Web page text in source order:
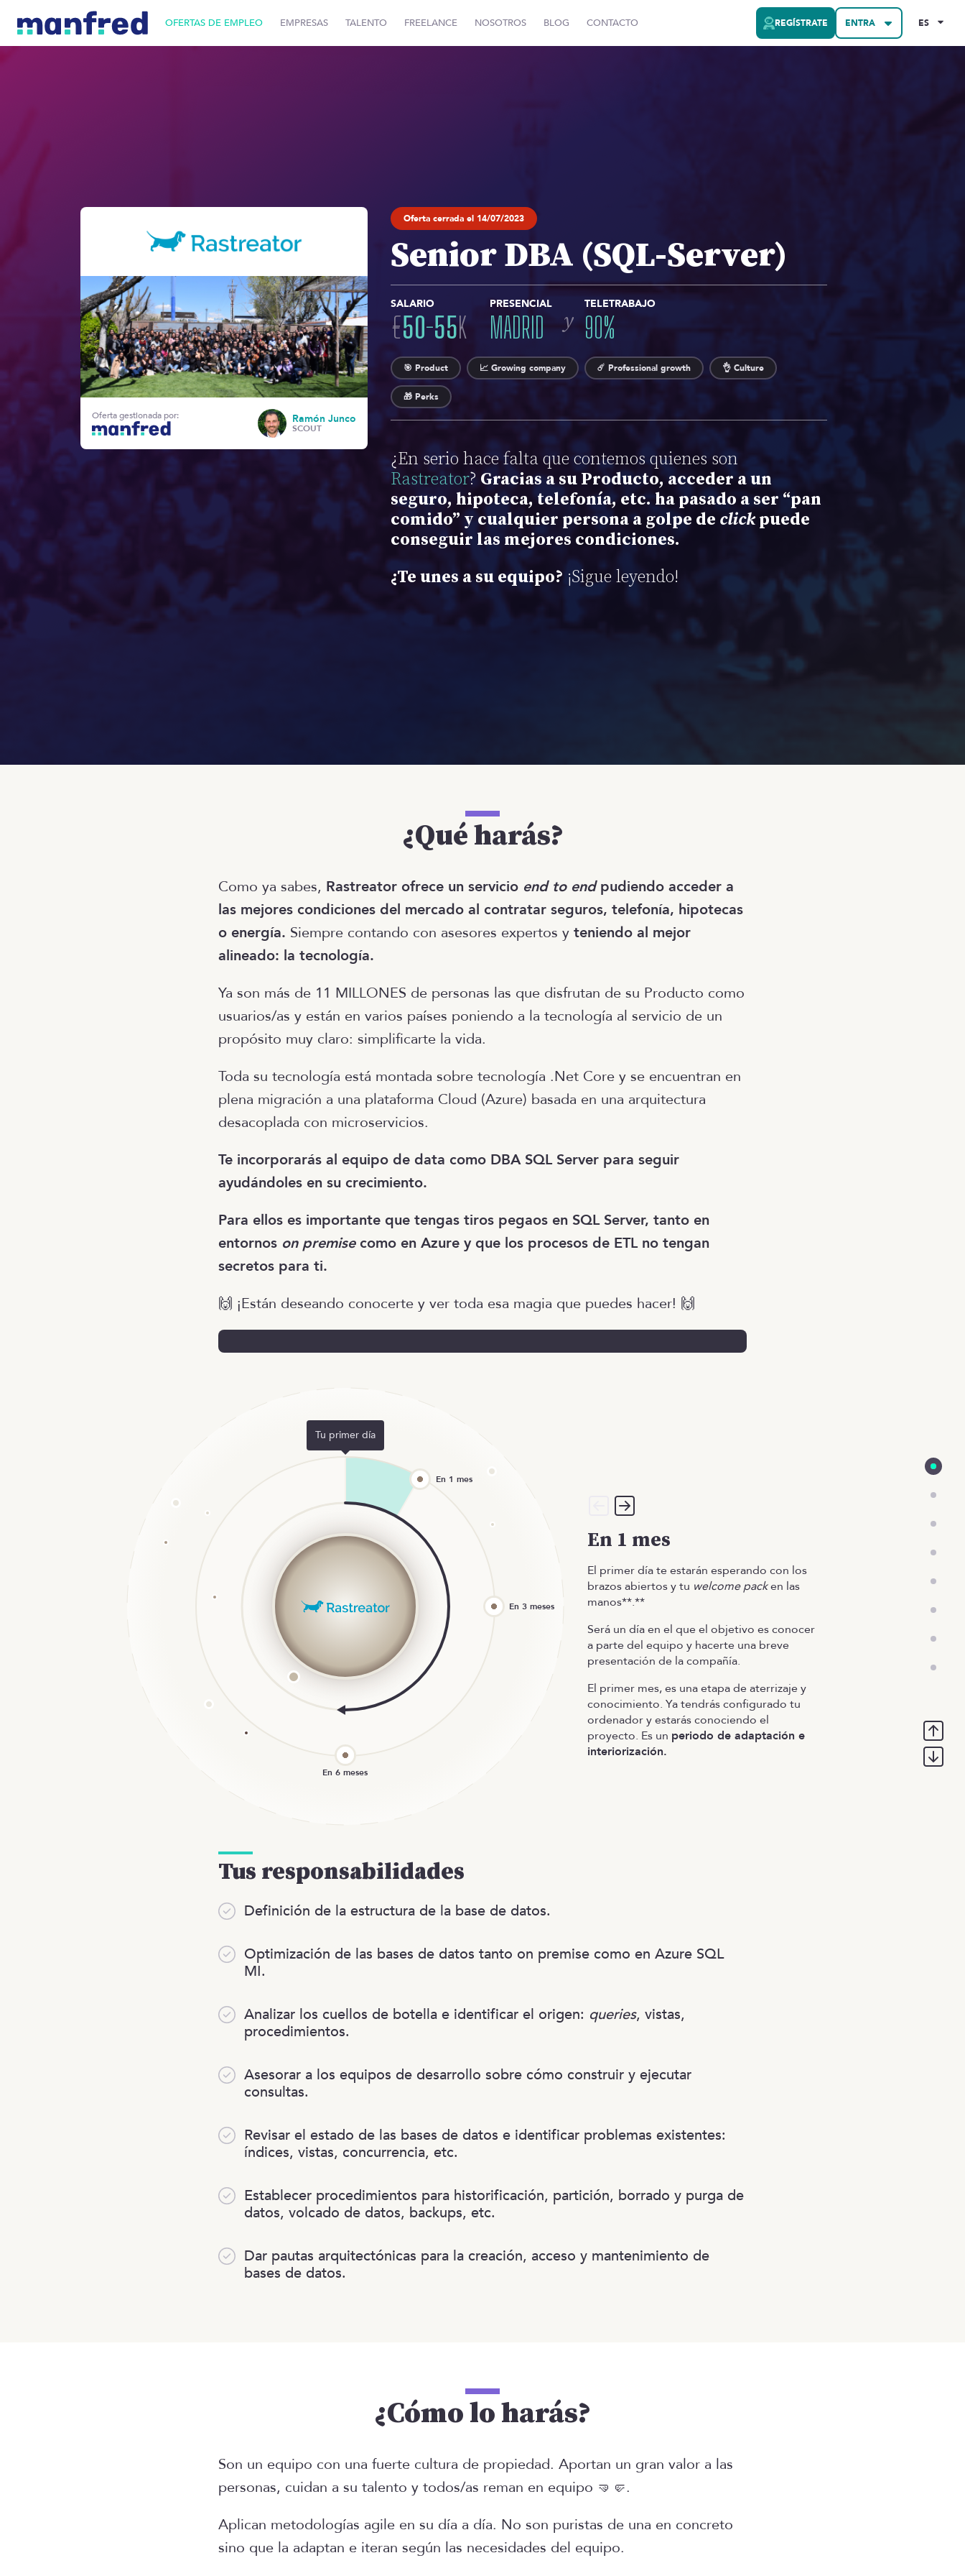
OFERTAS DE EMPLEO EMPRESAS TALENTO FREELANCE NOSOTROS BLOG CONTACTO REGÍSTRATE ENTRA ES
Oferta gestionada por: Ramón Junco
SCOUT
Oferta cerrada el 14/07/2023
Senior DBA (SQL-Server)
SALARIO
€50-55K
PRESENCIAL
MADRID y
TELETRABAJO
90%
🎯 Product 📈 Growing company ☄️ Professional growth 👌 Culture
🎁 Perks
¿En serio hace falta que contemos quienes son
Rastreator? Gracias a su Producto, acceder a un
seguro, hipoteca, telefonía, etc. ha pasado a ser “pan
comido” y cualquier persona a golpe de click puede
conseguir las mejores condiciones.
¿Te unes a su equipo? ¡Sigue leyendo!
¿Qué harás?
Como ya sabes, Rastreator ofrece un servicio end to endpudiendo acceder a
las mejores condiciones del mercado al contratar seguros, telefonía, hipotecas
o energía. Siempre contando con asesores expertos y teniendo al mejor
alineado: la tecnología.
Ya son más de 11 MILLONES de personas las que disfrutan de su Producto como
usuarios/as y están en varios países poniendo a la tecnología al servicio de un
propósito muy claro: simplificarte la vida.
Toda su tecnología está montada sobre tecnología .Net Core y se encuentran en
plena migración a una plataforma Cloud (Azure) basada en una arquitectura
desacoplada con microservicios.
Te incorporarás al equipo de data como DBA SQL Server para seguir
ayudándoles en su crecimiento.
Para ellos es importante que tengas tiros pegaos en SQL Server, tanto en
entornos on premisecomo en Azure y que los procesos de ETL no tengan
secretos para ti.
🙌 ¡Están deseando conocerte y ver toda esa magia que puedes hacer! 🙌
Tu primer día
En 1 mes
El primer día te estarán esperando con los
brazos abiertos y tu welcome packen las
manos**.**
Será un día en el que el objetivo es conocer
a parte del equipo y hacerte una breve
presentación de la compañía.
El primer mes, es una etapa de aterrizaje y
conocimiento. Ya tendrás configurado tu
ordenador y estarás conociendo el
proyecto. Es un periodo de adaptación e
interiorización.
Tus responsabilidades
Definición de la estructura de la base de datos.
Optimización de las bases de datos tanto on premise como en Azure SQL
MI.
Analizar los cuellos de botella e identificar el origen: queries, vistas,
procedimientos.
Asesorar a los equipos de desarrollo sobre cómo construir y ejecutar
consultas.
Revisar el estado de las bases de datos e identificar problemas existentes:
índices, vistas, concurrencia, etc.
Establecer procedimientos para historificación, partición, borrado y purga de
datos, volcado de datos, backups, etc.
Dar pautas arquitectónicas para la creación, acceso y mantenimiento de
bases de datos.
¿Cómo lo harás?
Son un equipo con una fuerte cultura de propiedad. Aportan un gran valor a las
personas, cuidan a su talento y todos/as reman en equipo 🤜🤛.
Aplican metodologías agile en su día a día. No son puristas de una en concreto
sino que la adaptan e iteran según las necesidades del equipo.